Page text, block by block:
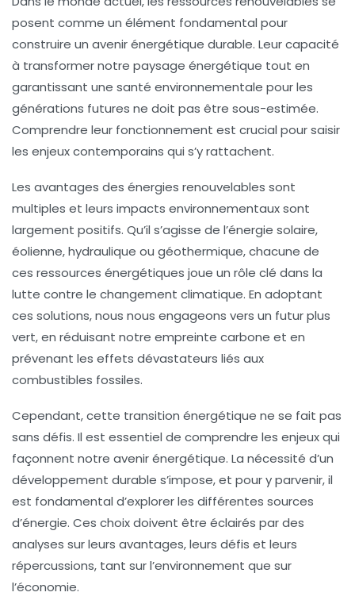
posent comme un élément fondamental pour
construire un avenir énergétique durable. Leur capacité
à transformer notre paysage énergétique tout en
garantissant une santé environnementale pour les
générations futures ne doit pas être sous-estimée.
Comprendre leur fonctionnement est crucial pour saisir
les enjeux contemporains qui s’y rattachent.
Les avantages des énergies renouvelables sont
multiples et leurs impacts environnementaux sont
largement positifs. Qu’il s’agisse de l’énergie solaire,
éolienne,hydraulique ou géothermique, chacune de
ces ressources énergétiques joue un rôle clé dans la
lutte contre le changement climatique. En adoptant
ces solutions, nous nous engageons vers un futur plus
vert, en réduisant notre empreinte carbone et en
prévenant les effets dévastateurs liés aux
combustibles fossiles.
Cependant, cette transition énergétique ne se fait pas
sans défis. Il est essentiel de comprendre les enjeuxqui
façonnent notre avenir énergétique. La nécessité d’un
développement durable s’impose, et pour y parvenir, il
est fondamental d’explorer les différentes sources
d’énergie. Ces choix doivent être éclairés par des
analyses sur leurs avantages, leurs défis et leurs
répercussions, tant sur l’environnement que sur
l’économie.